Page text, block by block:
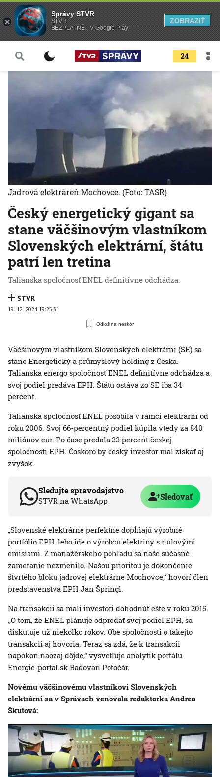
24
Český energetický gigant sa
stane väčšinovým vlastníkom
Slovenských elektrární, štátu
patrí len tretina
Talianska spoločnosť ENEL definitívne odchádza.
STVR
19. 12. 2024 19:25:51
Odlož na neskôr
Jadrová elektráreň Mochovce. (Foto: TASR)
Väčšinovým vlastníkom Slovenských elektrárni (SE) sa
stane Energetický a průmyslový holding z Česka.
Talianska energo spoločnosť ENEL definitívne odchádza a
svoj podiel predáva EPH. Štátu ostáva zo SE iba 34
percent.
Talianska spoločnosť ENEL pôsobila v rámci elektrární od
roku 2006. Svoj 66-percentný podiel kúpila vtedy za 840
miliónov eur. Po čase predala 33 percent českej
spoločnosti EPH. Čoskoro by český investor mal získať aj
zvyšok.
Sledujte spravodajstvo
STVR na WhatsApp Sledovať
„Slovenské elektrárne perfektne dopĺňajú výrobné
portfólio EPH, lebo ide o výrobcu elektriny s nulovými
emisiami. Z manažérskeho pohľadu sa naše súčasné
zameranie nezmenilo. Našou prioritou je dokončenie
štvrtého bloku jadrovej elektrárne Mochovce,“ hovorí člen
predstavenstva EPH Jan Špringl.
Na transakcii sa mali investori dohodnúť ešte v roku 2015.
,,O tom, že ENEL plánuje odpredať svoj podiel EPH, sa
diskutuje už niekoľko rokov. Obe spoločnosti o takejto
transakcii aj hovoria. Teraz sa zdá, že k transakcii
napokon naozaj dôjde,“ vysvetľuje analytik portálu
Energie-portal.sk Radovan Potočár.
Novému väčšinovému vlastníkovi Slovenských
elektrárni sa v Správach venovala redaktorka Andrea
Škutová:
Správy STVR
STVR
BEZPLATNÉ - V Google Play
ZOBRAZIŤ